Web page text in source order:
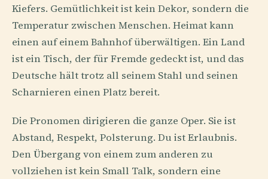
Kiefers. Gemütlichkeit ist kein Dekor, sondern die
Temperatur zwischen Menschen. Heimat kann
einen auf einem Bahnhof überwältigen. Ein Land
ist ein Tisch, der für Fremde gedeckt ist, und das
Deutsche hält trotz all seinem Stahl und seinen
Scharnieren einen Platz bereit.
Die Pronomen dirigieren die ganze Oper. Sie ist
Abstand, Respekt, Polsterung. Du ist Erlaubnis.
Den Übergang von einem zum anderen zu
vollziehen ist kein Small Talk, sondern eine